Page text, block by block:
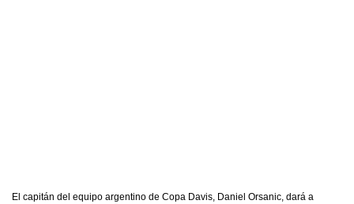
El capitán del equipo argentino de Copa Davis, Daniel Orsanic, dará a